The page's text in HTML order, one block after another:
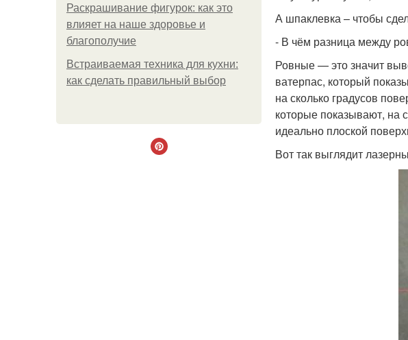
Раскрашивание фигурок: как это
влияет на наше здоровье и
благополучие
Встраиваемая техника для кухни:
как сделать правильный выбор
А шпаклевка – чтобы
- В чём разница между
Ровные — это значит
ватерпас, который
на сколько градусов
которые показывают, на
идеально плоской
Вот так выглядит